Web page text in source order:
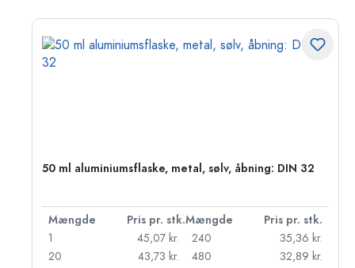
50 ml aluminiumsflaske, metal, sølv, åbning: DIN 32
Mængde Pris pr. stk.Mængde
Pris pr. stk.
1
45,07 kr.
20
43,73 kr.
240
35,36 kr.
480
32,89 kr.